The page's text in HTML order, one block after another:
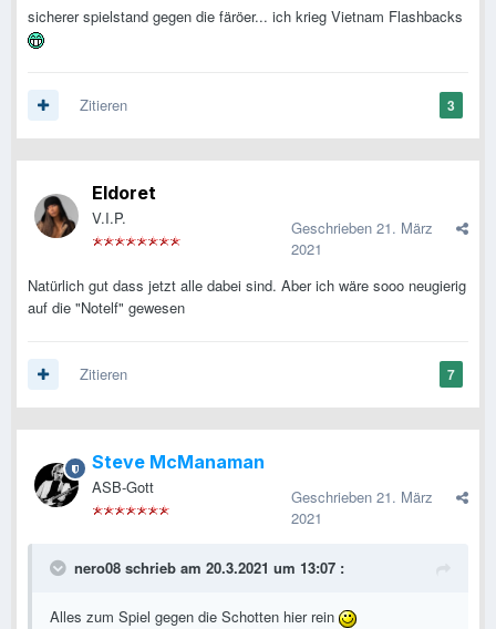
sicherer spielstand gegen die färöer... ich krieg Vietnam Flashbacks
3
Zitieren
Eldoret
V.I.P. Geschrieben 21. März
2021
Natürlich gut dass jetzt alle dabei sind. Aber ich wäre sooo neugierig
auf die "Notelf" gewesen
7
Zitieren
Steve McManaman
ASB-Gott Geschrieben 21. März
2021
nero08 schrieb am 20.3.2021 um 13:07 :
Alles zum Spiel gegen die Schotten hier rein